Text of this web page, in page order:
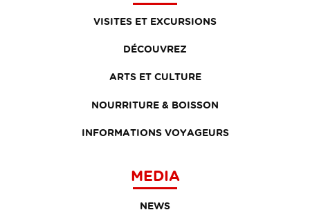
VISITES ET EXCURSIONS
DÉCOUVREZ
ARTS ET CULTURE
NOURRITURE & BOISSON
INFORMATIONS VOYAGEURS
MEDIA
NEWS